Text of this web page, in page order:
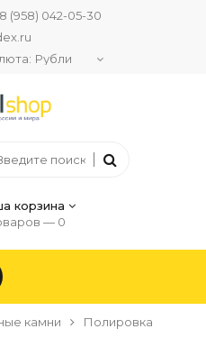
8 (958) 042-05-30
корзина
— 0
камни Полировка